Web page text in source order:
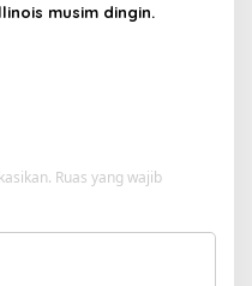
musim dingin.
Ruas yang wajib